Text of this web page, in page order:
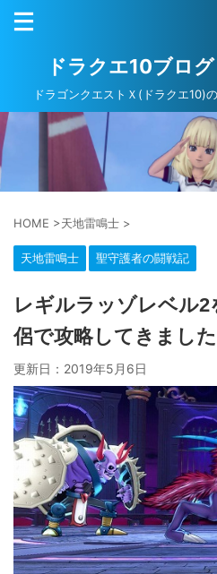
ドラクエ10ブロ
ドラゴンクエストＸ(ドラクエ10)
HOME >天地雷鳴士 >
天地雷鳴士 聖守護者の闘戦記
レギルラッゾレベル2
侶で攻略してきまし
更新日： 2019年5月6日